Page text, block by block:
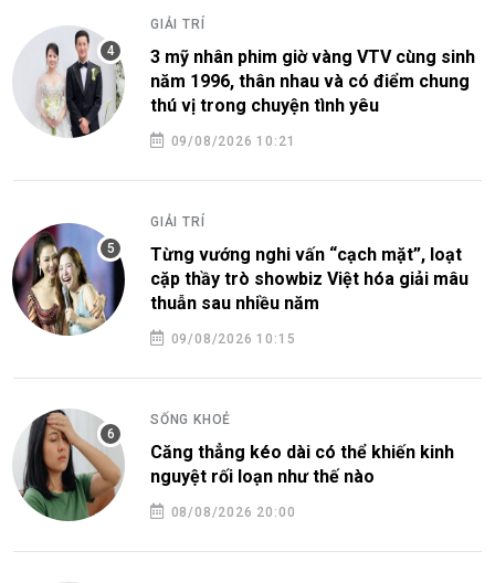
GIẢI TRÍ
3 mỹ nhân phim giờ vàng VTV cùng sinh
năm 1996, thân nhau và có điểm chung
thú vị trong chuyện tình yêu
09/08/2026 10:21
GIẢI TRÍ
Từng vướng nghi vấn “cạch mặt”, loạt
cặp thầy trò showbiz Việt hóa giải mâu
thuẫn sau nhiều năm
09/08/2026 10:15
SỐNG KHOẺ
Căng thẳng kéo dài có thể khiến kinh
nguyệt rối loạn như thế nào
08/08/2026 20:00